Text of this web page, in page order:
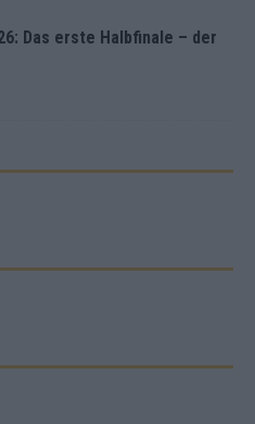
Das erste Halbfinale – der